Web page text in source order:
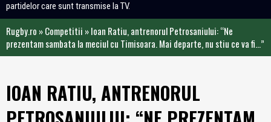
partidelor care sunt transmise la TV.
Rugby.ro »Competitii »Ioan Ratiu, antrenorul Petrosaniului: “Ne
prezentam sambata la meciul cu Timisoara. Mai departe, nu stiu ce va fi…”
IOAN RATIU, ANTRENORUL